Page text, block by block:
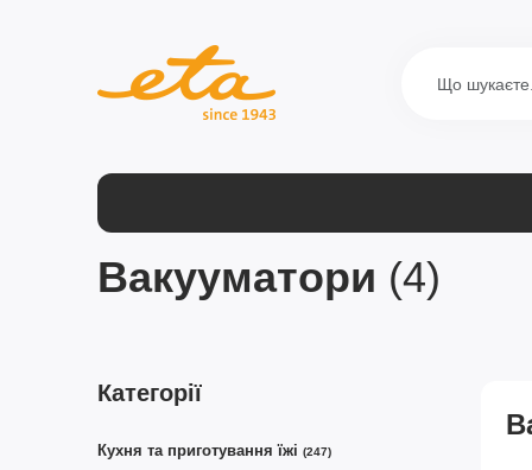
Вакууматори (4)
Категорії
Кухня та приготування їжі (247)